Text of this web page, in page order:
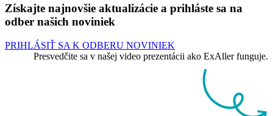
Získajte najnovšie aktualizácie a prihláste sa na
odber našich noviniek
PRIHLÁSIŤ SA K ODBERU NOVINIEK
Presvedčite sa v našej video prezentácii ako ExAller funguje.